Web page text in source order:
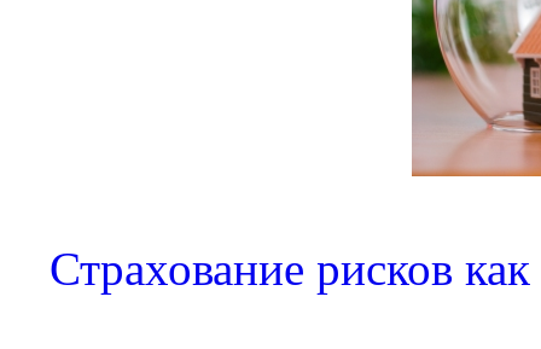
Страхование рисков